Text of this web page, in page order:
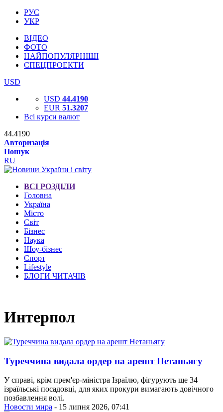
РУС
УКР
ВІДЕО
ФОТО
НАЙПОПУЛЯРНІШІ
СПЕЦПРОЕКТИ
USD
USD 44.4190
EUR 51.3207
Всі курси валют
44.4190
Авторизація
Пошук
RU
ВСІ РОЗДІЛИ
Головна
Україна
Місто
Світ
Бізнес
Наука
Шоу-бізнес
Спорт
Lifestyle
БЛОГИ ЧИТАЧІВ
Интерпол
Туреччина видала ордер на арешт Нетаньягу
У справі, крім прем'єр-міністра Ізраїлю, фігурують ще 34
ізраїльські посадовці, для яких прокури вимагають довічного
позбавлення волі.
Новости мира - 15 липня 2026, 07:41